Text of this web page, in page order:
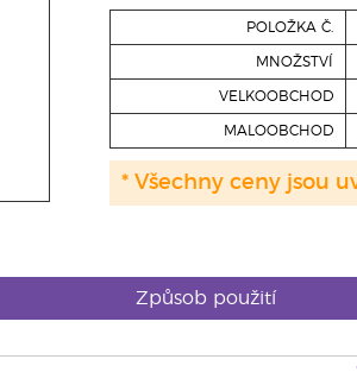
POLOŽKA Č.
MNOŽSTVÍ
VELKOOBCHOD
MALOOBCHOD
* Všechny ceny jsou
Způsob použití